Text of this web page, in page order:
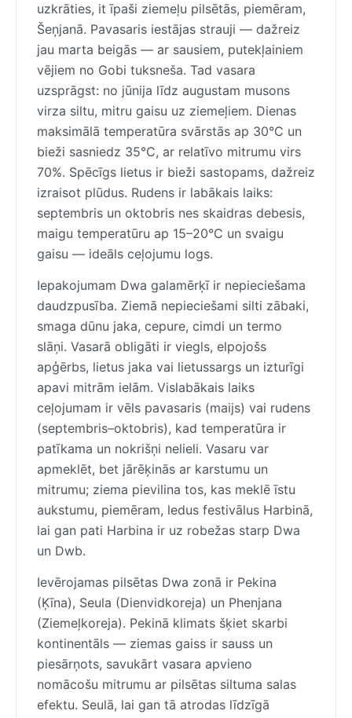
uzkrāties, it īpaši ziemeļu pilsētās, piemēram,
Šeņjanā. Pavasaris iestājas strauji — dažreiz
jau marta beigās — ar sausiem, putekļainiem
vējiem no Gobi tuksneša. Tad vasara
uzsprāgst: no jūnija līdz augustam musons
virza siltu, mitru gaisu uz ziemeļiem. Dienas
maksimālā temperatūra svārstās ap 30°C un
bieži sasniedz 35°C, ar relatīvo mitrumu virs
70%. Spēcīgs lietus ir bieži sastopams, dažreiz
izraisot plūdus. Rudens ir labākais laiks:
septembris un oktobris nes skaidras debesis,
maigu temperatūru ap 15–20°C un svaigu
gaisu — ideāls ceļojumu logs.
Iepakojumam Dwa galamērķī ir nepieciešama
daudzpusība. Ziemā nepieciešami silti zābaki,
smaga dūnu jaka, cepure, cimdi un termo
slāņi. Vasarā obligāti ir viegls, elpojošs
apģērbs, lietus jaka vai lietussargs un izturīgi
apavi mitrām ielām. Vislabākais laiks
ceļojumam ir vēls pavasaris (maijs) vai rudens
(septembris–oktobris), kad temperatūra ir
patīkama un nokrišņi nelieli. Vasaru var
apmeklēt, bet jārēķinās ar karstumu un
mitrumu; ziema pievilina tos, kas meklē īstu
aukstumu, piemēram, ledus festivālus Harbinā,
lai gan pati Harbina ir uz robežas starp Dwa
un Dwb.
Ievērojamas pilsētas Dwa zonā ir Pekina
(Ķīna), Seula (Dienvidkoreja) un Phenjana
(Ziemeļkoreja). Pekinā klimats šķiet skarbi
kontinentāls — ziemas gaiss ir sauss un
piesārņots, savukārt vasara apvieno
nomācošu mitrumu ar pilsētas siltuma salas
efektu. Seulā, lai gan tā atrodas līdzīgā